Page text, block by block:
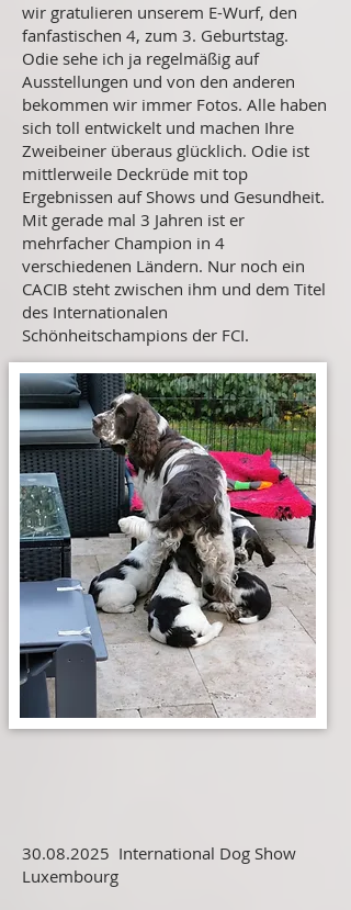
wir gratulieren unserem E-Wurf, den
fanfastischen 4, zum 3. Geburtstag.
Odie sehe ich ja regelmäßig auf
Ausstellungen und von den anderen
bekommen wir immer Fotos. Alle haben
sich toll entwickelt und machen Ihre
Zweibeiner überaus glücklich. Odie ist
mittlerweile Deckrüde mit top
Ergebnissen auf Shows und Gesundheit.
Mit gerade mal 3 Jahren ist er
mehrfacher Champion in 4
verschiedenen Ländern. Nur noch ein
CACIB steht zwischen ihm und dem Titel
des Internationalen
Schönheitschampions der FCI.
30.08.2025 International Dog Show
Luxembourg